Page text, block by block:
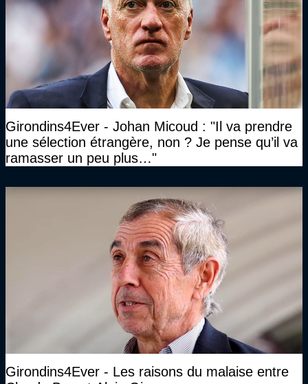
Girondins4Ever - Johan Micoud : "Il va prendre
une sélection étrangère, non ? Je pense qu’il va
ramasser un peu plus…"
Girondins4Ever - Les raisons du malaise entre